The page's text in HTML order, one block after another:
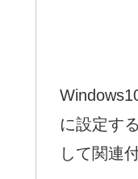
に設定す
して関連